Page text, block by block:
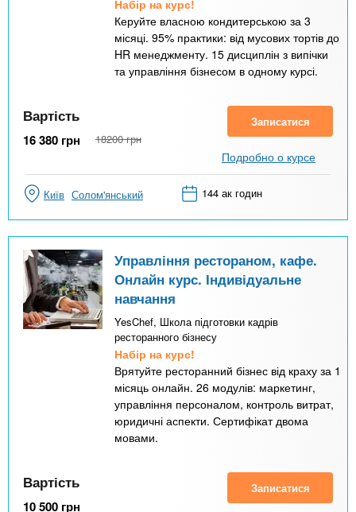
Набір на курс!
Керуйте власною кондитерською за 3
місяці. 95% практики: від мусових тортів до
HR менеджменту. 15 дисциплін з випічки
та управління бізнесом в одному курсі.
Вартість
16 380 грн 18200 грн
Записатися
Подробно о курсе
Київ Солом'янський 144 ак годин
Управління рестораном, кафе.
Онлайн курс. Індивідуальне
навчання
YesChef, Школа підготовки кадрів
ресторанного бізнесу
Набір на курс!
Врятуйте ресторанний бізнес від краху за 1
місяць онлайн. 26 модулів: маркетинг,
управління персоналом, контроль витрат,
юридичні аспекти. Сертифікат двома
мовами.
Вартість
10 500 грн
Записатися